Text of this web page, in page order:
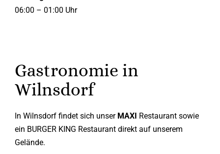
06:00 – 01:00 Uhr
Gastronomie in
Wilnsdorf
In Wilnsdorf findet sich unser MAXI Restaurant sowie
ein BURGER KING Restaurant direkt auf unserem
Gelände.